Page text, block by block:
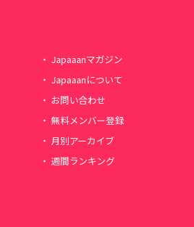
Japaaanマガジン
Japaaanについて
お問い合わせ
無料メンバー登録
月別アーカイブ
週間ランキング